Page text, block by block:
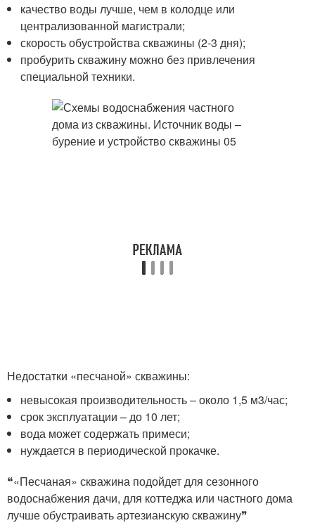
качество воды лучше, чем в колодце или
централизованной магистрали;
скорость обустройства скважины (2-3 дня);
пробурить скважину можно без привлечения
специальной техники.
Недостатки «песчаной» скважины:
невысокая производительность – около 1,5 м3/час;
срок эксплуатации – до 10 лет;
вода может содержать примеси;
нуждается в периодической прокачке.
❝«Песчаная» скважина подойдет для сезонного
водоснабжения дачи, для коттеджа или частного дома
лучше обустраивать артезианскую скважину❞